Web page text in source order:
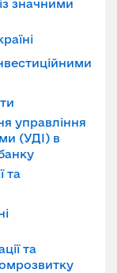
значними
управління
(УДІ) в
та
та